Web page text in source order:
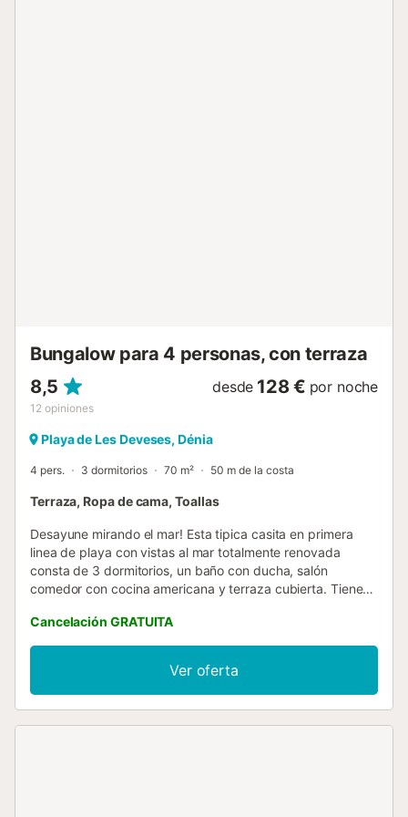
Bungalow para 4 personas, con terraza
8,5
12 opiniones
desde 128 € por noche
Playa de Les Deveses, Dénia
4 pers. 3 dormitorios 70 m² 50 m de la costa
Terraza, Ropa de cama, Toallas
Desayune mirando el mar! Esta tipica casita en primera
linea de playa con vistas al mar totalmente renovada
consta de 3 dormitorios, un baño con ducha, salón
comedor con cocina americana y terraza cubierta. Tiene
ofrecer. Situada a unos 100 km de Valencia y Alicante,
desde Denia se puede descubrir la Costa Blanca tanto el
borde del mar como los paisajes del interior, campos de
naranjos y almendros, pueblos con encanto, parques
naturales. También se puede ir en barco a Ibiza o visitar
Cancelación GRATUITA
Ver oferta